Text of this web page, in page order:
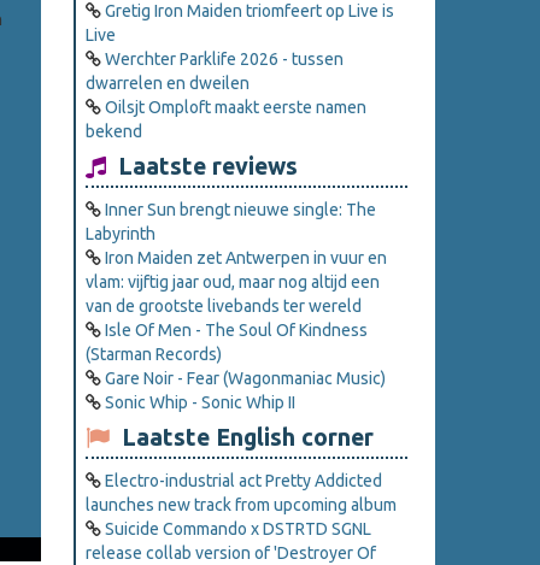
Gretig Iron Maiden triomfeert op Live is
Live
Werchter Parklife 2026 - tussen
dwarrelen en dweilen
Oilsjt Omploft maakt eerste namen
bekend
Laatste reviews
Inner Sun brengt nieuwe single: The
Labyrinth
Iron Maiden zet Antwerpen in vuur en
vlam: vijftig jaar oud, maar nog altijd een
van de grootste livebands ter wereld
Isle Of Men - The Soul Of Kindness
(Starman Records)
Gare Noir - Fear (Wagonmaniac Music)
Sonic Whip - Sonic Whip II
Laatste English corner
Electro-industrial act Pretty Addicted
launches new track from upcoming album
Suicide Commando x DSTRTD SGNL
release collab version of 'Destroyer Of